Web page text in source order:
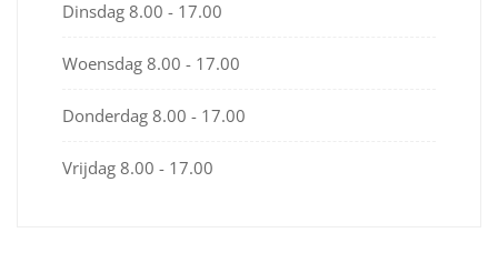
Dinsdag 8.00 - 17.00
Woensdag 8.00 - 17.00
Donderdag 8.00 - 17.00
Vrijdag 8.00 - 17.00